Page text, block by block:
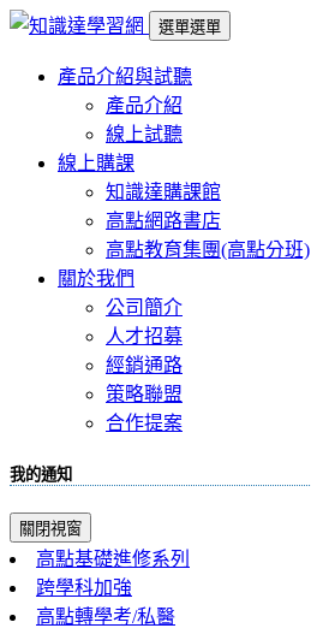
選單選單
產品介紹與試聽
產品介紹
線上試聽
線上購課
知識達購課館
高點網路書店
高點教育集團(高點分班)
關於我們
公司簡介
人才招募
經銷通路
策略聯盟
合作提案
我的通知
關閉視窗
高點基礎進修系列
跨學科加強
高點轉學考/私醫